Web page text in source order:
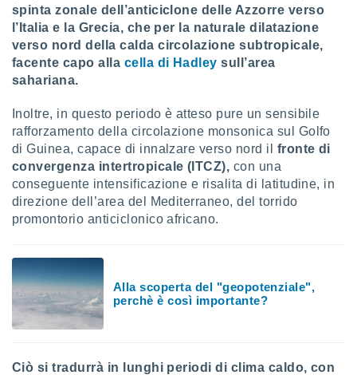
per la
dei
del
delle
dei
nostri
spinta zonale dell’anticiclone delle Azzorre verso
l’Italia e la Grecia, che per la naturale dilatazione
verso nord della calda circolazione subtropicale,
facente capo alla cella di Hadley sull’area
sahariana.
Inoltre, in questo periodo è atteso pure un sensibile
rafforzamento della circolazione monsonica sul Golfo
di Guinea, capace di innalzare verso nord il fronte di
convergenza intertropicale (ITCZ), con una
conseguente intensificazione e risalita di latitudine, in
direzione dell’area del Mediterraneo, del torrido
promontorio anticiclonico africano.
Alla scoperta del "geopotenziale",
perchè è così importante?
Ciò si tradurrà in lunghi periodi di clima caldo, con